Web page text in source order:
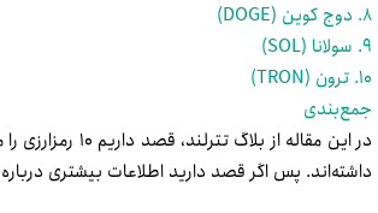
۸. دوج کوین (DOGE)
۹. سولانا (SOL)
۱۰. ترون (TRON)
جمع‌­بندی
داشته‌اند. پس اگر قصد دارید اطلاعات بیشتری